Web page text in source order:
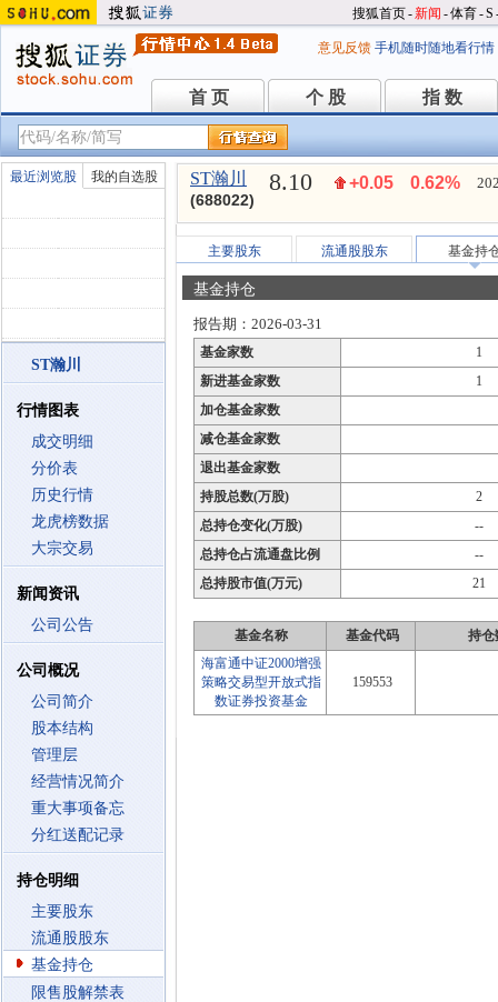
搜狐首页-新闻 -体育-S
意见反馈 手机随时随地看行情
首 页
首 页 个 股
个 股 指 数
指 数
最近浏览股 我的自选股
ST瀚川
行情图表
成交明细
分价表
历史行情
龙虎榜数据
大宗交易
新闻资讯
公司公告
公司概况
公司简介
股本结构
管理层
经营情况简介
重大事项备忘
分红送配记录
持仓明细
主要股东
流通股股东
基金持仓
限售股解禁表
ST瀚川
(688022)
8.10 +0.05 0.62%
主要股东 流通股股东 基金持
基金持仓
报告期：2026-03-31
基金家数
1
新进基金家数
1
加仓基金家数
减仓基金家数
退出基金家数
持股总数(万股)
2
总持仓变化(万股)
--
总持仓占流通盘比例
--
总持股市值(万元)
21
基金名称 基金代码
持仓
海富通中证2000增强
策略交易型开放式指
数证券投资基金
159553